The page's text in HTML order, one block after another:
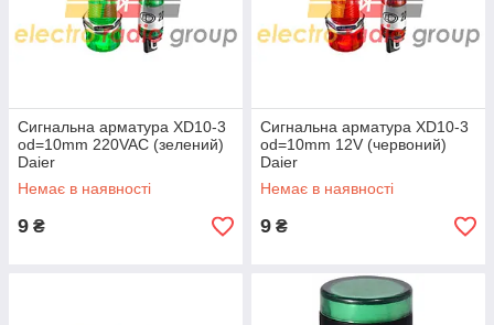
Сигнальна арматура XD10-3
od=10mm 220VAC (зелений)
Daier
Немає в наявності
9 ₴
Сигнальна арматура XD10-3
od=10mm 12V (червоний)
Daier
Немає в наявності
9 ₴